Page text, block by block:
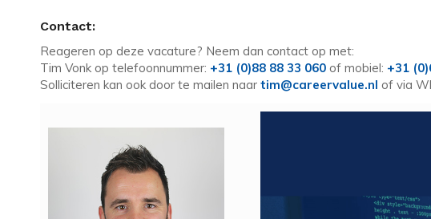
Contact:
Reageren op deze vacature? Neem dan contact op met:
Tim Vonk op telefoonnummer: +31 (0)88 88 33 060 of mobiel: +31
Solliciteren kan ook door te mailen naar tim@careervalue.nl of via